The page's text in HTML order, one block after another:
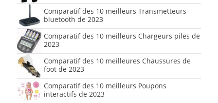
Comparatif des 10 meilleurs Transmetteurs
bluetooth de 2023
Comparatif des 10 meilleurs Chargeurs piles de
2023
Comparatif des 10 meilleures Chaussures de
foot de 2023
Comparatif des 10 meilleurs Poupons
interactifs de 2023